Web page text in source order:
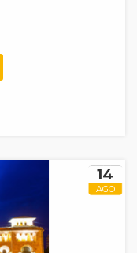
14
AGO